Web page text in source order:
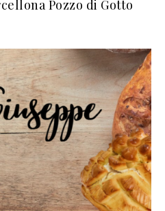
Pozzo di Gotto